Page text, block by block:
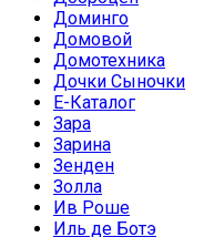
Доминго
Домовой
Домотехника
Дочки Сыночки
Е-Каталог
Зара
Зарина
Зенден
Золла
Ив Роше
Иль де Ботэ